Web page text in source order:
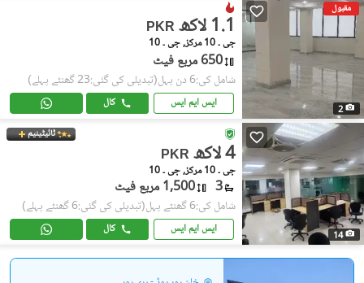
مقبول
2
PKR 1.1 لاکھ
جی ۔ 10 مرکز, جی ۔ 10
650 مربع فیٹ
شامل کی:6 دن پہل (تبدیلی کی گئی:23 گھنٹے پہلے)
ایس ایم ایس کال
14
ٹائیٹینیم
PKR 4 لاکھ
جی ۔ 10 مرکز, جی ۔ 10
3 1,500 مربع فیٹ
شامل کی:6 گھنٹے پہل (تبدیلی کی گئی:6 گھنٹے پہلے)
ایس ایم ایس کال